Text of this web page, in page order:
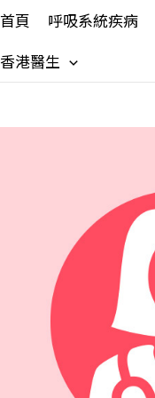
首頁 呼吸系統疾病
香港醫生